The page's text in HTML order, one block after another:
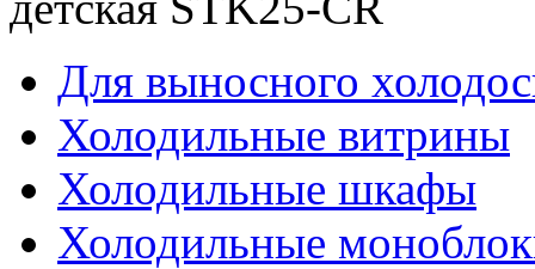
Для выносного
Холодильные витрины
Холодильные шкафы
Холодильные